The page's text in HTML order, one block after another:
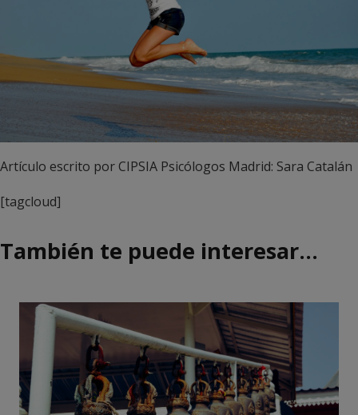
Artículo escrito por CIPSIA Psicólogos Madrid: Sara Catalán
[tagcloud]
También te puede interesar…